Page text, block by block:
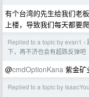
有个台湾的先生给我们老
上楼，导致我们每天都要
Replied to a topic by evan1 ›
下，再不济也会有超跌反弹吧
@cmdOptionKana 紫金矿
Replied to a topic by